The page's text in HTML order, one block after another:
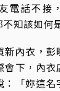
電話不接
知該如何
新內衣，
會下，內
「妳這名